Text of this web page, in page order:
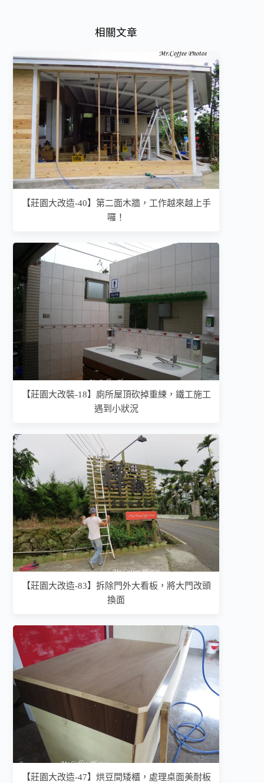
相關文章
【莊園大改造-40】第二面木牆，工作越來越上手
囉！
【莊園大改裝-18】廁所屋頂砍掉重練，鐵工施工
遇到小狀況
【莊園大改造-83】拆除門外大看板，將大門改頭
換面
【莊園大改造-47】烘豆間矮櫃，處理桌面美耐板